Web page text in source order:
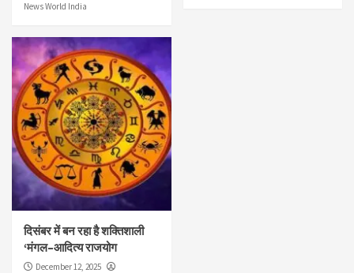
News World India
दिसंबर में बन रहा है शक्तिशाली
‘मंगल–आदित्य राजयोग
December 12, 2025